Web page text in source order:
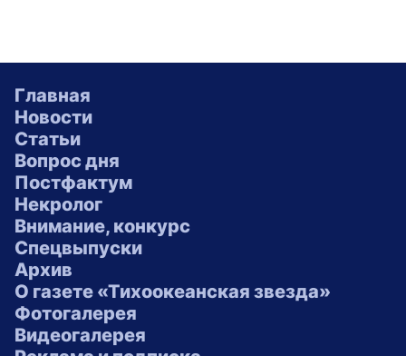
Главная
Новости
Статьи
Вопрос дня
Постфактум
Некролог
Внимание, конкурс
Спецвыпуски
Архив
О газете «Тихоокеанская звезда»
Фотогалерея
Видеогалерея